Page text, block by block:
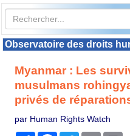
Observatoire des droits
Myanmar : Les
musulmans
privés de
par Human Rights Watch